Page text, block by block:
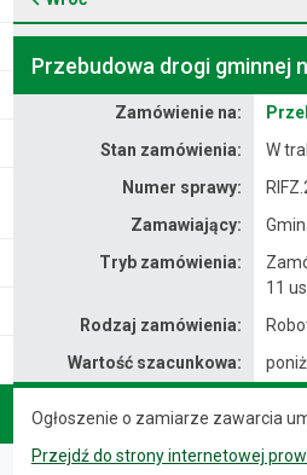
Przebudowa drogi gminnej
Zamówienie na:
Stan zamówienia:
W
Numer sprawy:
Zamawiający:
Tryb zamówienia:
11
Rodzaj zamówienia:
Wartość szacunkowa:
Ogłoszenie o zamiarze zawarcia
Przejdź do strony internetowej